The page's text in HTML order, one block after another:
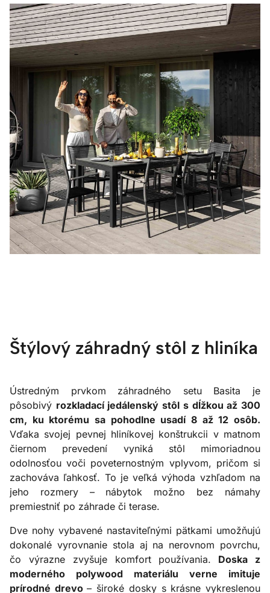
Štýlový záhradný stôl z hliníka
Ústredným prvkom záhradného setu Basita je
pôsobivý rozkladací jedálenský stôl s dĺžkou až 300
cm, ku ktorému sa pohodlne usadí 8 až 12 osôb.
Vďaka svojej pevnej hliníkovej konštrukcii v matnom
čiernom prevedení vyniká stôl mimoriadnou
odolnosťou voči poveternostným vplyvom, pričom si
zachováva ľahkosť. To je veľká výhoda vzhľadom na
jeho rozmery – nábytok možno bez námahy
premiestniť po záhrade či terase.
Dve nohy vybavené nastaviteľnými pätkami umožňujú
dokonalé vyrovnanie stola aj na nerovnom povrchu,
čo výrazne zvyšuje komfort používania. Doska z
moderného polywood materiálu verne imituje
prírodné drevo– široké dosky s krásne vykreslenou